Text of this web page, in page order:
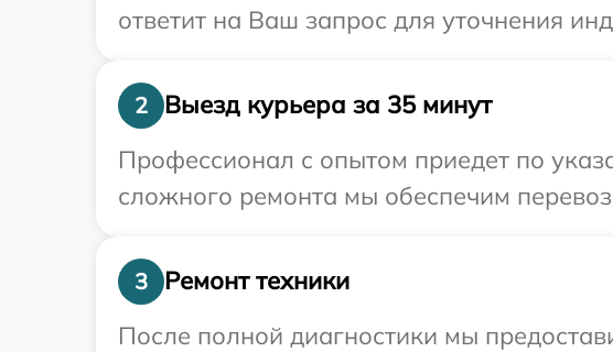
ответит на Ваш запрос для уточнения
2
Выезд курьера за 35 минут
Профессионал с опытом приедет по
сложного ремонта мы обеспечим
3
Ремонт техники
После полной диагностики мы